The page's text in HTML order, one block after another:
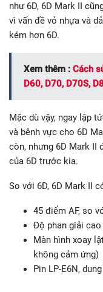
như 6D, 6D Mark II
vì vấn đề vỏ nhựa và
kém hơn 6D.
Xem thêm : Cách
D60, D70, D70S,
Mặc dù vậy, ngay lập
và bênh vực cho 6D
còn, nhưng 6D Mark II
của 6D trước kia.
So với 6D, 6D Mark II
45 điểm AF, so
Độ phan giải
Màn hình xoay
không cảm ứng)
Pin LP-E6N,